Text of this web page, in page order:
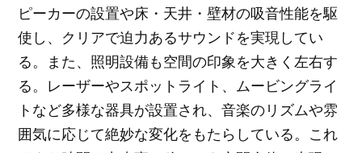
ピーカーの設置や床・天井・壁材の吸音性能を駆
使し、クリアで迫力あるサウンドを実現してい
る。また、照明設備も空間の印象を大きく左右す
る。レーザーやスポットライト、ムービングライ
トなど多様な器具が設置され、音楽のリズムや雰
囲気に応じて絶妙な変化をもたらしている。これ